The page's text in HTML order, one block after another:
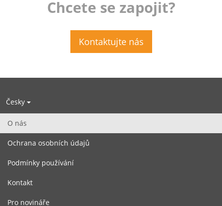
Chcete se zapojit?
Kontaktujte nás
Česky
O nás
Ochrana osobních údajů
Podmínky používání
Kontakt
Pro novináře